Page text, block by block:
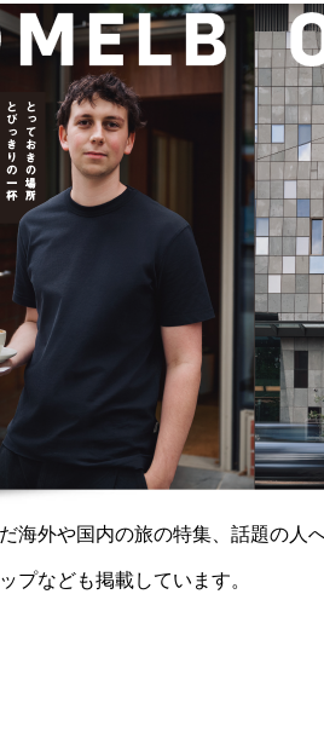
外や国内の旅の特集、話題の
プなども掲載しています。